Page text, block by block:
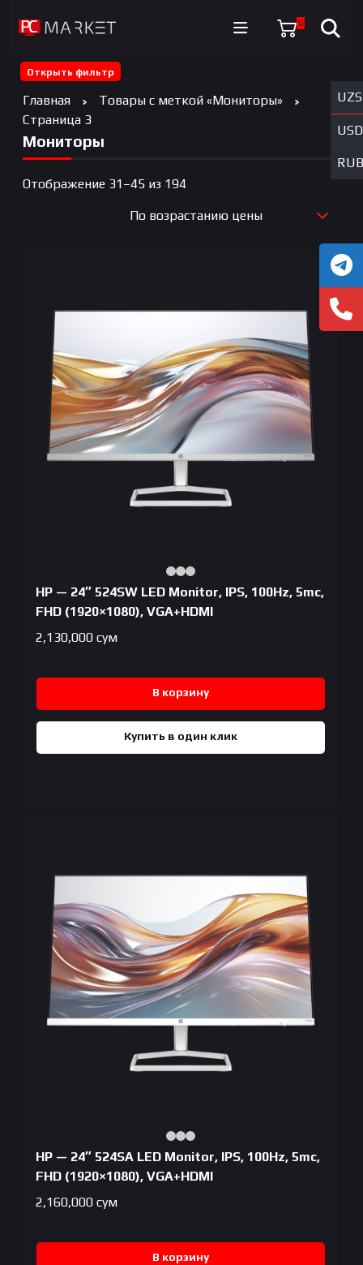
0
UZS
USD
RUB
Открыть фильтр
Главная
Товары с меткой «Мониторы»
Страница 3
Мониторы
Отображение 31–45 из 194Цены:
возрастанию
По возрастанию цены
По убыванию цены
HP — 24″ 524SW LED Monitor, IPS, 100Hz, 5mc,
FHD (1920×1080), VGA+HDMI
2,130,000 сум
В корзину
Купить в один клик
HP — 24″ 524SA LED Monitor, IPS, 100Hz, 5mc,
FHD (1920×1080), VGA+HDMI
2,160,000 сум
В корзину